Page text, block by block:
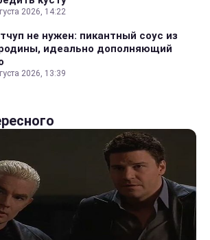
2026, 14:22
не нужен: пикантный соус из
идеально дополняющий
2026, 13:39